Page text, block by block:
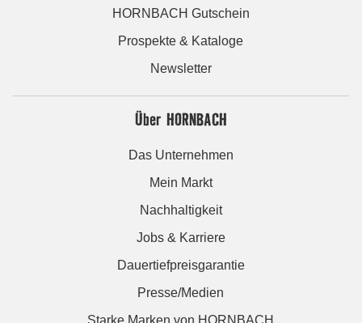
HORNBACH Gutschein
Prospekte & Kataloge
Newsletter
Über HORNBACH
Das Unternehmen
Mein Markt
Nachhaltigkeit
Jobs & Karriere
Dauertiefpreisgarantie
Presse/Medien
Starke Marken von HORNBACH